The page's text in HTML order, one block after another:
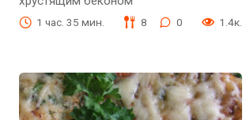
1 час. 35 мин. 8 0 1.4к.